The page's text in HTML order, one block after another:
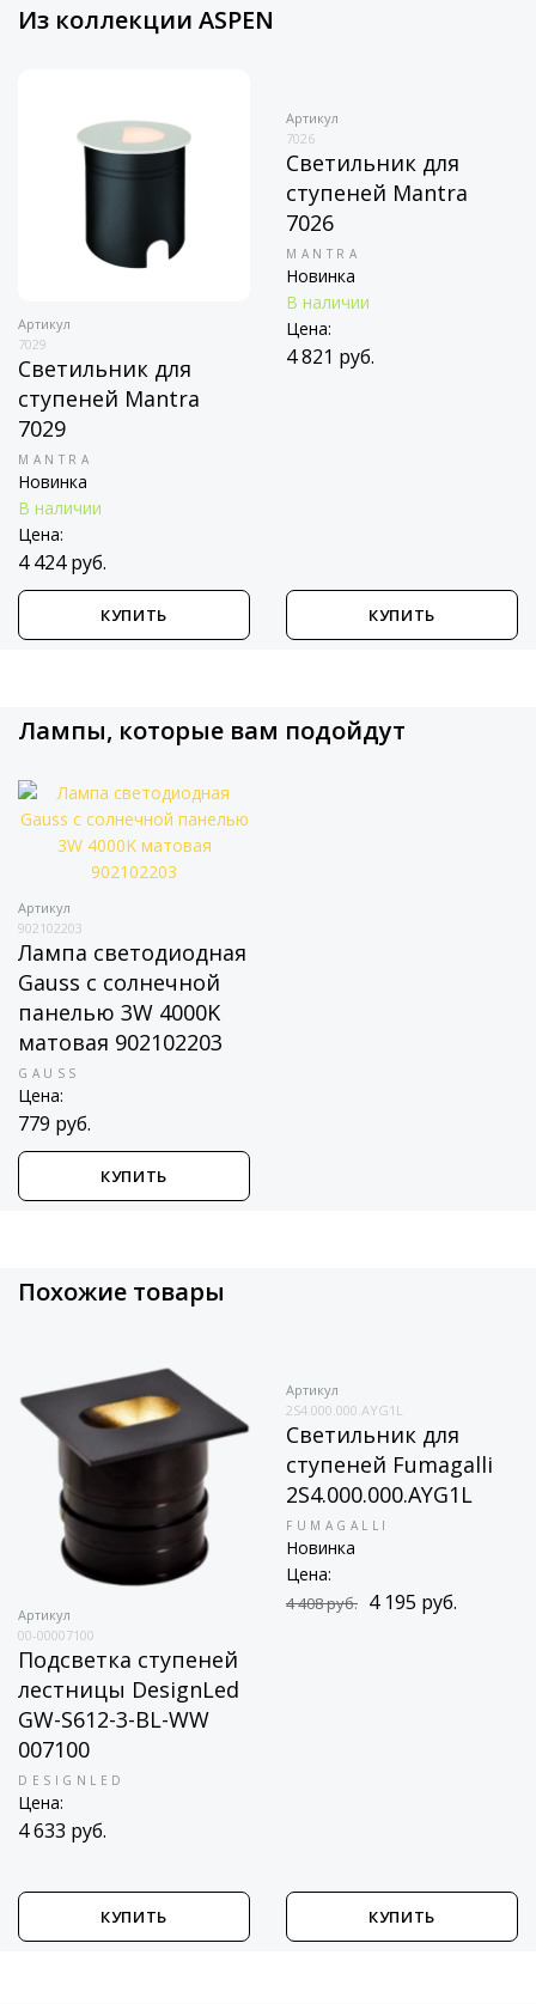
Из коллекции ASPEN
Артикул
7029
Светильник для
ступеней Mantra
7029
MANTRA
Новинка
В наличии
Цена:
4 424 руб.
КУПИТЬ
Артикул
7026
Светильник для
КУПИТЬ
Лампы, которые вам подойдут
Артикул
902102203
Лампа светодиодная
Gauss с солнечной
панелью 3W 4000K
матовая 902102203
GAUSS
Цена:
779 руб.
КУПИТЬ
Похожие товары
Артикул
00-00007100
Подсветка ступеней
лестницы DesignLed
GW-S612-3-BL-WW
007100
DESIGNLED
Цена:
4 633 руб.
КУПИТЬ
Артикул
2S4.000.000.AYG1L
КУПИТЬ